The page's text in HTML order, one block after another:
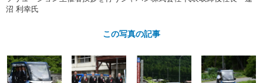
沼 利幸氏
この写真の記事